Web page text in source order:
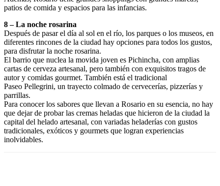
patios de comida y espacios para las infancias.
8 – La noche rosarina
Después de pasar el día al sol en el río, los parques o los museos, en
diferentes rincones de la ciudad hay opciones para todos los gustos,
para disfrutar la noche rosarina.
El barrio que nuclea la movida joven es Pichincha, con amplias
cartas de cerveza artesanal, pero también con exquisitos tragos de
autor y comidas gourmet. También está el tradicional
Paseo Pellegrini, un trayecto colmado de cervecerías, pizzerías y
parrillas.
Para conocer los sabores que llevan a Rosario en su esencia, no hay
que dejar de probar las cremas heladas que hicieron de la ciudad la
capital del helado artesanal, con variadas heladerías con gustos
tradicionales, exóticos y gourmets que logran experiencias
inolvidables.